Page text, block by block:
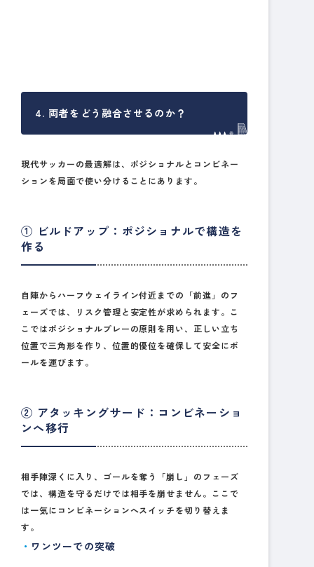
4. 両者をどう融合させるのか？
現代サッカーの最適解は、ポジショナルとコンビネー
ションを局面で使い分けることにあります。
① ビルドアップ：ポジショナルで構造を
作る
自陣からハーフウェイライン付近までの「前進」のフ
ェーズでは、リスク管理と安定性が求められます。こ
こではポジショナルプレーの原則を用い、正しい立ち
位置で三角形を作り、位置的優位を確保して安全にボ
ールを運びます。
② アタッキングサード：コンビネーショ
ンへ移行
相手陣深くに入り、ゴールを奪う「崩し」のフェーズ
では、構造を守るだけでは相手を崩せません。ここで
は一気にコンビネーションへスイッチを切り替えま
す。
ワンツーでの突破